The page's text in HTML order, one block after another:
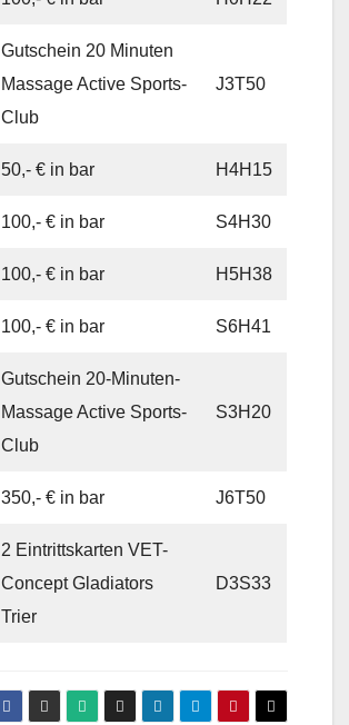
Gutschein 20 Minuten
Massage Active Sports-
Club
J3T50
50,- € in bar H4H15
100,- € in bar S4H30
100,- € in bar H5H38
100,- € in bar S6H41
Gutschein 20-Minuten-
Massage Active Sports-
Club
S3H20
350,- € in bar J6T50
2 Eintrittskarten VET-
Concept Gladiators
Trier
D3S33